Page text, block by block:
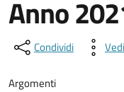
Anno
Condividi
Argomenti